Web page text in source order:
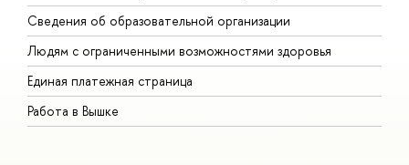
Сведения об образовательной организации
Людям с ограниченными возможностями здоровья
Единая платежная страница
Работа в Вышке